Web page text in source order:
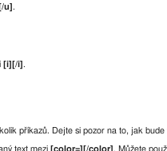
u] .
[i][/i] .
příkazů. Dejte si pozor na to, jak
text mezi [color=][/color] . Můžete